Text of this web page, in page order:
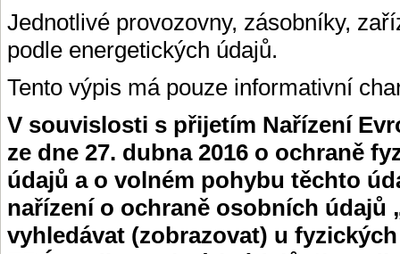
Jednotlivé provozovny, zásobníky,
podle energetických údajů.
Tento výpis má pouze informativní
V souvislosti s přijetím Nařízení
ze dne 27. dubna 2016 o ochraně
údajů a o volném pohybu těchto
nařízení o ochraně osobních údajů
vyhledávat (zobrazovat) u